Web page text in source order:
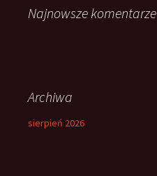
Najnowsze komentarze
Archiwa
sierpień 2026